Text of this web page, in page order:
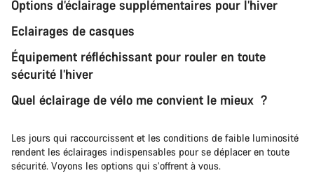
Options d’éclairage supplémentaires pour l’hiver
Eclairages de casques
Équipement réfléchissant pour rouler en toute
sécurité l’hiver
Quel éclairage de vélo me convient le mieux ?
Les jours qui raccourcissent et les conditions de faible luminosité
rendent les éclairages indispensables pour se déplacer en toute
sécurité. Voyons les options qui s’offrent à vous.